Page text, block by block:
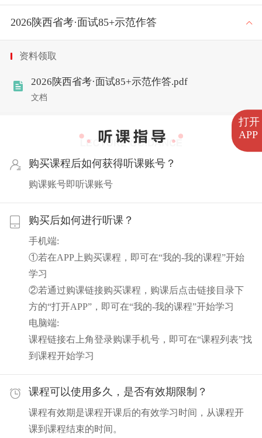
打开
APP
2026陕西省考·面试85+示范作答
资料领取
2026陕西省考·面试85+示范作答.pdf
文档
购买课程后如何获得听课账号？
购课账号即听课账号
购买后如何进行听课？
手机端:
①若在APP上购买课程，即可在“我的-我的课程”开始
学习
②若通过购课链接购买课程，购课后点击链接目录下
方的“打开APP”，即可在“我的-我的课程”开始学习
电脑端:
课程链接右上角登录购课手机号，即可在“课程列表”找
到课程开始学习
课程可以使用多久，是否有效期限制？
课程有效期是课程开课后的有效学习时间，从课程开
课到课程结束的时间。